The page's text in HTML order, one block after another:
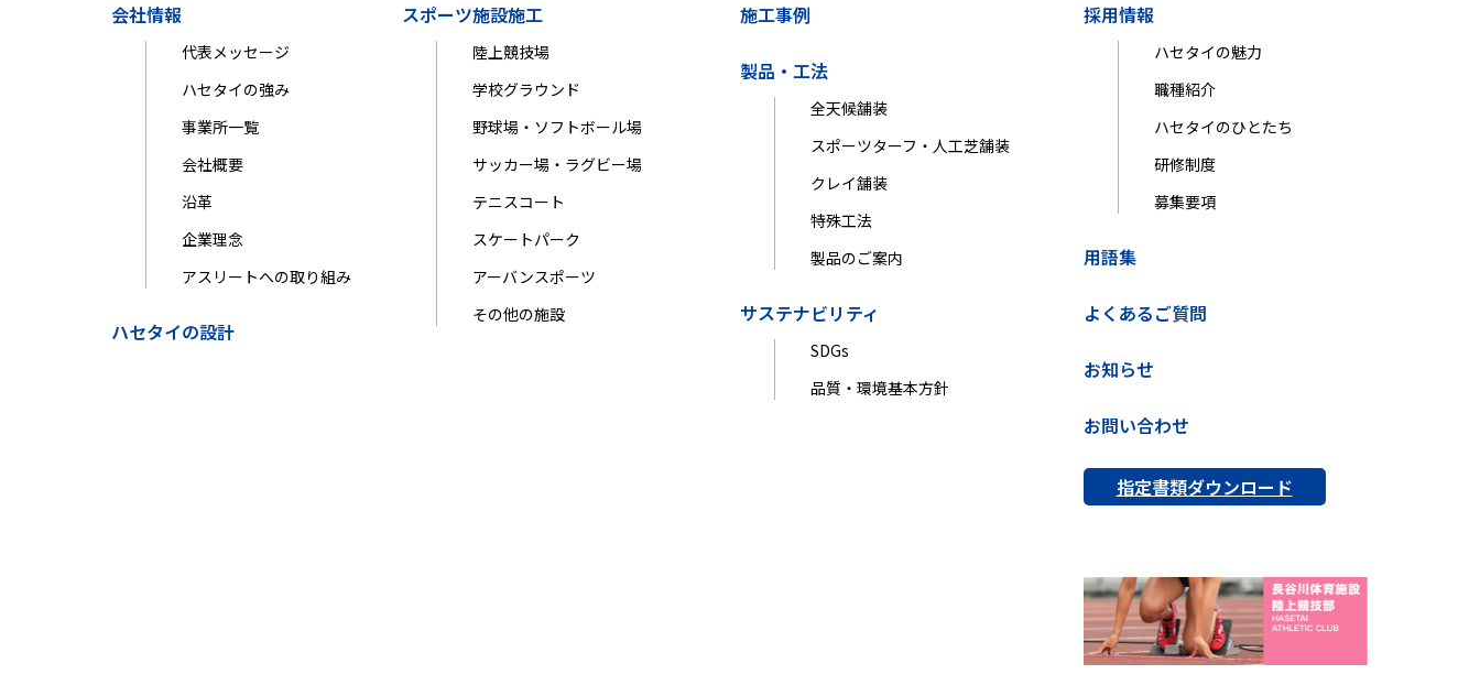
会社情報
代表メッセージ
ハセタイの強み
事業所一覧
会社概要
沿革
企業理念
アスリートへの取り組み
ハセタイの設計
スポーツ施設施工
陸上競技場
学校グラウンド
野球場・ソフトボール場
サッカー場・ラグビー場
テニスコート
スケートパーク
アーバンスポーツ
その他の施設
施工事例
製品・工法
全天候舗装
スポーツターフ・人工芝舗装
クレイ舗装
特殊工法
製品のご案内
サステナビリティ
SDGs
品質・環境基本方針
採用情報
ハセタイの魅力
職種紹介
ハセタイのひとたち
研修制度
募集要項
用語集
よくあるご質問
お知らせ
お問い合わせ
指定書類ダウンロード